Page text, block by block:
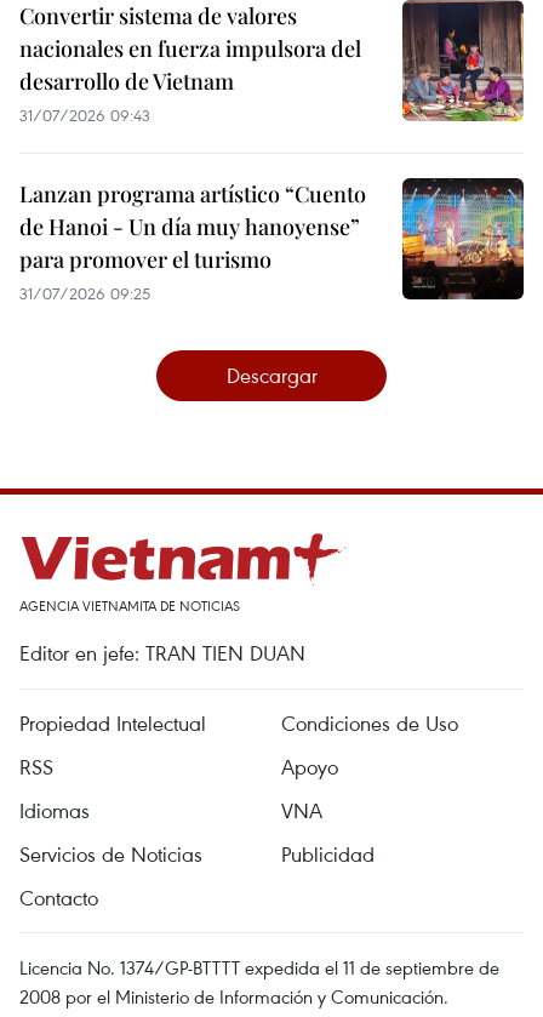
Convertir sistema de valores
nacionales en fuerza impulsora del
desarrollo de Vietnam
31/07/2026 09:43
Lanzan programa artístico “Cuento
de Hanoi - Un día muy hanoyense”
para promover el turismo
31/07/2026 09:25
Descargar
AGENCIA VIETNAMITA DE NOTICIAS
Editor en jefe: TRAN TIEN DUAN
Propiedad Intelectual
Condiciones de Uso
RSS
Apoyo
Idiomas
VNA
Servicios de Noticias
Publicidad
Contacto
Licencia No. 1374/GP-BTTTT expedida el 11 de septiembre de
2008 por el Ministerio de Información y Comunicación.